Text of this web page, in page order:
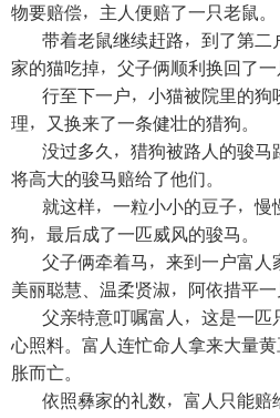
物要赔偿，主人便赔了一只老鼠。
带着老鼠继续赶路，到了第二
家的猫吃掉，父子俩顺利换回了一
行至下一户，小猫被院里的狗
理，又换来了一条健壮的猎狗。
没过多久，猎狗被路人的骏马
将高大的骏马赔给了他们。
就这样，一粒小小的豆子，慢
狗，最后成了一匹威风的骏马。
父子俩牵着马，来到一户富人
美丽聪慧、温柔贤淑，阿依措平一
父亲特意叮嘱富人，这是一匹
心照料。富人连忙命人拿来大量
胀而亡。
依照彝家的礼数，富人只能赔